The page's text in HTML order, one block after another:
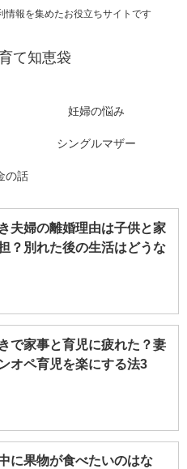
情報を集めたお役立ちサイトです
て知恵袋
妊婦の悩み
シングルマザー
の話
夫婦の離婚理由は子供と家
？別れた後の生活はどうな
で家事と育児に疲れた？妻
オペ育児を楽にする法3
に果物が食べたいのはな